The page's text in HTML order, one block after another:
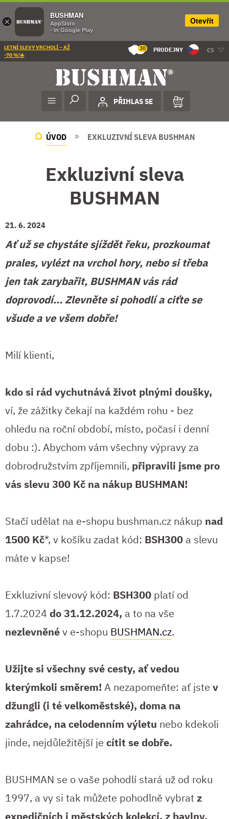
LETNÍ SLEVY VRCHOLÍ – AŽ
-70 %!☀️
30 PRODEJNY CS
PŘIHLAS SE
ÚVOD EXKLUZIVNÍ SLEVA BUSHMAN
Exkluzivní sleva
BUSHMAN
21. 6. 2024
Ať už se chystáte sjíždět řeku, prozkoumat
prales, vylézt na vrchol hory, nebo si třeba
jen tak zarybařit, BUSHMAN vás rád
doprovodí... Zlevněte si pohodlí a ciťte se
všude a ve všem dobře!
Milí klienti,
kdo si rád vychutnává život plnými doušky,
ví, že zážitky čekají na každém rohu - bez
ohledu na roční období, místo, počasí i denní
dobu :). Abychom vám všechny výpravy za
dobrodružstvím zpříjemnili, připravili jsme pro
vás slevu 300 Kč na nákup BUSHMAN!
Stačí udělat na e-shopu bushman.cz nákup nad
1500 Kč*, v košíku zadat kód: BSH300 a slevu
máte v kapse!
Exkluzivní slevový kód: BSH300 platí od
1.7.2024 do 31.12.2024, a to na vše
nezlevněnév e-shopu BUSHMAN.cz.
Užijte si všechny své cesty, ať vedou
kterýmkoli směrem! A nezapomeňte: ať jste v
džungli (i té velkoměstské), doma na
zahrádce, na celodenním výletu nebo kdekoli
jinde, nejdůležitější je cítit se dobře.
BUSHMAN se o vaše pohodlí stará už od roku
1997, a vy si tak můžete pohodlně vybratz
expedičních i městských kolekcí, z bavlny,
×
BUSHMAN
AppSisto
- In Google Play
Otevřít